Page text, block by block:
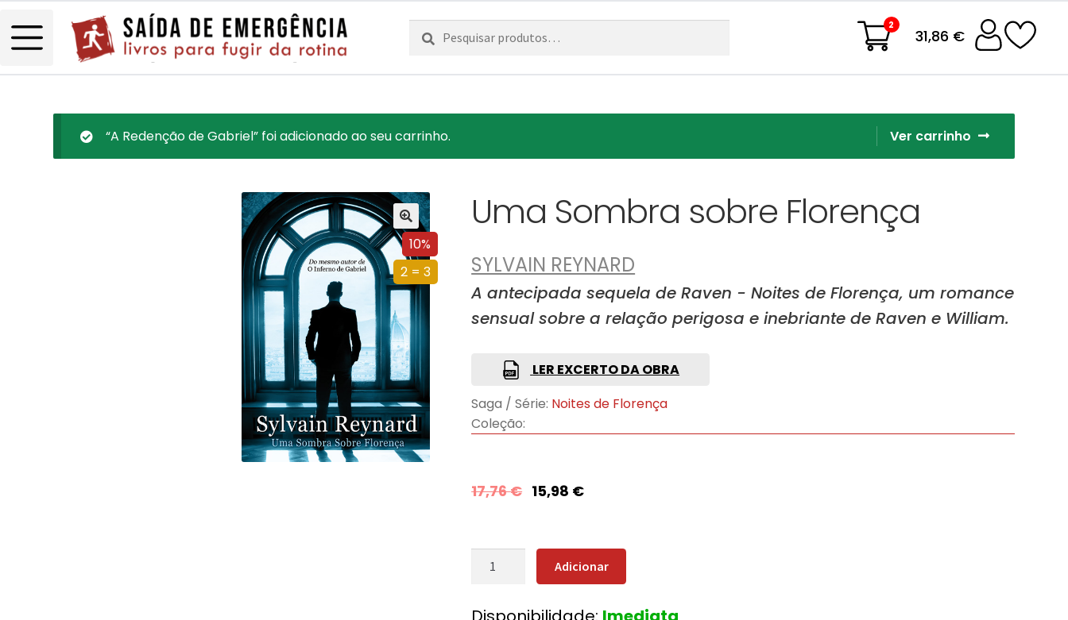
Pesquisar
por:
Pesquisa 2
31,86 €
Ver carrinho
“A Redenção de Gabriel” foi adicionado ao seu carrinho.
10%
2 = 3
Uma Sombra sobre Florença
SYLVAIN REYNARD
A antecipada sequela de Raven - Noites de Florença, um romance
sensual sobre a relação perigosa e inebriante de Raven e William.
LER EXCERTO DA OBRA
Saga / Série: Noites de Florença
Coleção:
17,76€ 15,98 €
Quantidade
Adicionar